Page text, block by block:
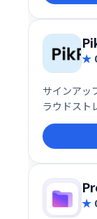
サインアッ
ラウドスト